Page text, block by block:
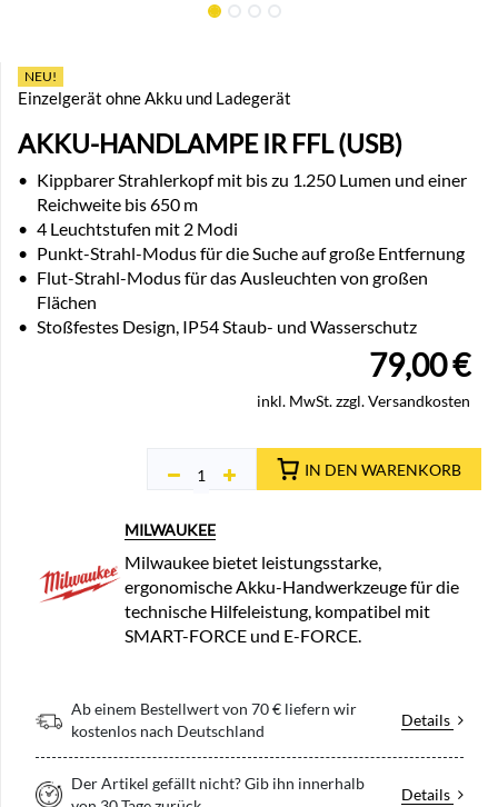
NEU!
Einzelgerät ohne Akku und Ladegerät
AKKU-HANDLAMPE IR FFL (USB)
• Kippbarer Strahlerkopf mit bis zu 1.250 Lumen und einer
Reichweite bis 650 m
• 4 Leuchtstufen mit 2 Modi
• Punkt-Strahl-Modus für die Suche auf große Entfernung
• Flut-Strahl-Modus für das Ausleuchten von großen
Flächen
• Stoßfestes Design, IP54 Staub- und Wasserschutz
79,00€
inkl. MwSt. zzgl. Versandkosten
IN DEN WARENKORB
MILWAUKEE
Milwaukee bietet leistungsstarke,
ergonomische Akku-Handwerkzeuge für die
technische Hilfeleistung, kompatibel mit
SMART-FORCE und E-FORCE.
Ab einem Bestellwert von 70 € liefern wir
kostenlos nach Deutschland
Details
Der Artikel gefällt nicht? Gib ihn innerhalb
Details